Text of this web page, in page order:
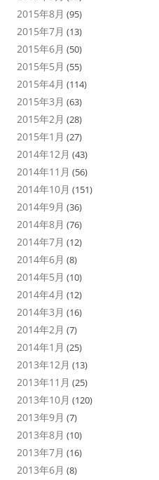
2015年8月 (95)
2015年7月 (13)
2015年6月 (50)
2015年5月 (55)
2015年4月 (114)
2015年3月 (63)
2015年2月 (28)
2015年1月 (27)
2014年12月 (43)
2014年11月 (56)
2014年10月 (151)
2014年9月 (36)
2014年8月 (76)
2014年7月 (12)
2014年6月 (8)
2014年5月 (10)
2014年4月 (12)
2014年3月 (16)
2014年2月 (7)
2014年1月 (25)
2013年12月 (13)
2013年11月 (25)
2013年10月 (120)
2013年9月 (7)
2013年8月 (10)
2013年7月 (16)
2013年6月 (8)